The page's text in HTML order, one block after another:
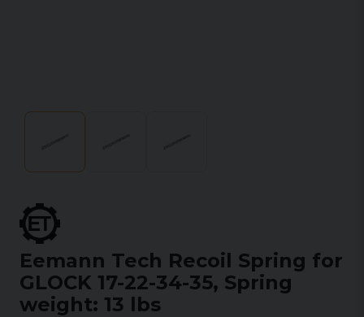
Eemann Tech Recoil Spring for
GLOCK 17-22-34-35, Spring
weight: 13 lbs